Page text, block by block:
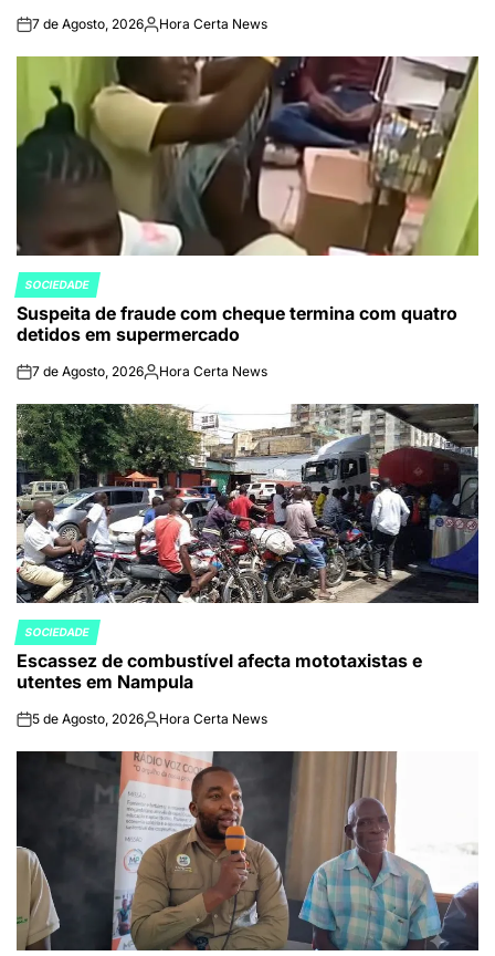
on7 de Agosto, 2026Publicado
Hora Certa News
POSTED
IN
SOCIEDADE
Suspeita de fraude com cheque termina com quatro
detidos em supermercado
on7 de Agosto, 2026Publicado
Hora Certa News
POSTED
IN
SOCIEDADE
Escassez de combustível afecta mototaxistas e
utentes em Nampula
on5 de Agosto, 2026Publicado
Hora Certa News